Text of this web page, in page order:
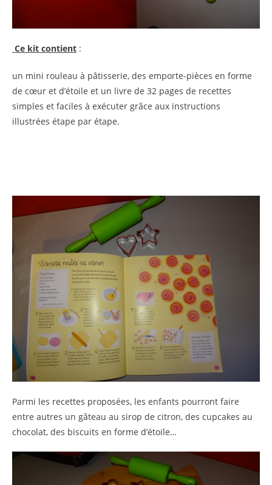
Ce kit contient :
un mini rouleau à pâtisserie, des emporte-pièces en forme
de cœur et d’étoile et un livre de 32 pages de recettes
simples et faciles à exécuter grâce aux instructions
illustrées étape par étape.
Parmi les recettes proposées, les enfants pourront faire
entre autres un gâteau au sirop de citron, des cupcakes au
chocolat, des biscuits en forme d’étoile…